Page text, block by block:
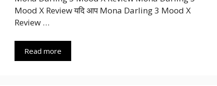
Mood X Review यदि आप Mona Darling 3 Mood X
Review …
Read more